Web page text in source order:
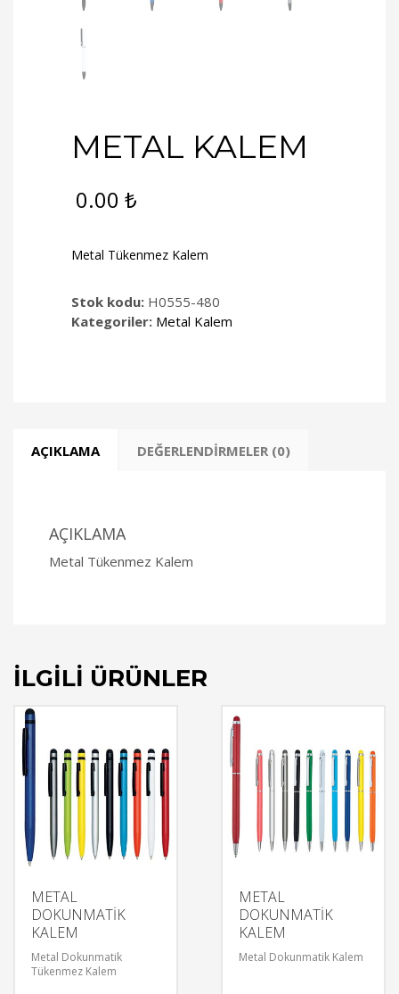
METAL KALEM
0.00 ₺
Metal Tükenmez Kalem
Stok kodu: H0555-480
Kategoriler: Metal Kalem
AÇIKLAMA DEĞERLENDIRMELER (0)
AÇIKLAMA
Metal Tükenmez Kalem
İLGILI ÜRÜNLER
METAL
DOKUNMATİK
KALEM
Metal Dokunmatik
Tükenmez Kalem
METAL
DOKUNMATİK
KALEM
Metal Dokunmatik Kalem